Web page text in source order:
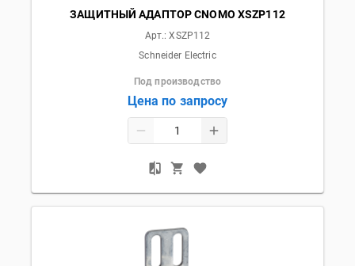
ЗАЩИТНЫЙ АДАПТОР CNOMO XSZP112
Арт.:XSZP112
Schneider Electric
Под производство
Цена по запросу